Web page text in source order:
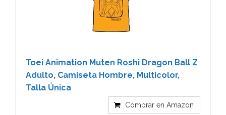
Toei Animation Muten Roshi Dragon Ball Z
Adulto, Camiseta Hombre, Multicolor,
Talla Única
Comprar en Amazon